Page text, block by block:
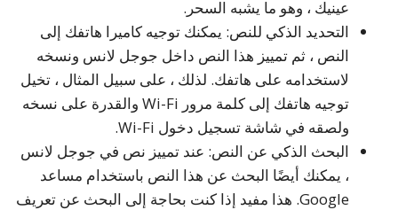
عينيك ، وهو ما يشبه السحر.
التحديد الذكي للنص: يمكنك توجيه كاميرا هاتفك إلى
النص ، ثم تمييز هذا النص داخل جوجل لانس ونسخه
لاستخدامه على هاتفك. لذلك ، على سبيل المثال ، تخيل
توجيه هاتفك إلى كلمة مرور Wi-Fi والقدرة على نسخه
ولصقه في شاشة تسجيل دخول Wi-Fi.
البحث الذكي عن النص: عند تمييز نص في جوجل لانس
، يمكنك أيضًا البحث عن هذا النص باستخدام مساعد
Google. هذا مفيد إذا كنت بحاجة إلى البحث عن تعريف